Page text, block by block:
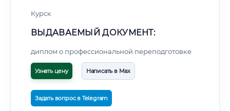
Курск
ВЫДАВАЕМЫЙ ДОКУМЕНТ:
диплом о профессиональной переподготовке
Узнать цену Написать в Max
Задать вопрос в Telegram